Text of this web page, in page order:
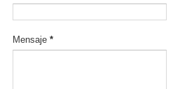
Mensaje *